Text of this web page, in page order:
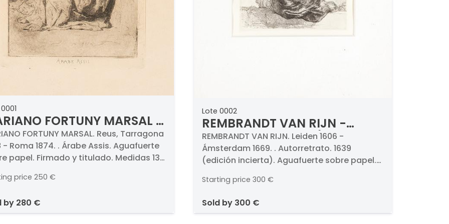
FORTUNY MARSAL -
Assis
FORTUNY MARSAL. Reus, Tarragona
- Roma 1874. . Árabe Assis. Aguafuerte
papel. Firmado y titulado. Medidas 138
price 250 €
by 280 €
Lote 0002
REMBRANDT VAN RIJN -
Autorretrato. 1639 (edición
incierta)
REMBRANDT VAN RIJN. Leiden 1606 -
Ámsterdam 1669. . Autorretrato. 1639
(edición incierta). Aguafuerte sobre papel.
Starting price 300 €
sold by 300 €